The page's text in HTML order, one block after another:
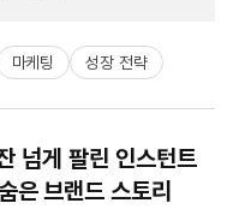
마케팅 성장 전략
넘게 팔린 인스턴트
은 브랜드 스토리